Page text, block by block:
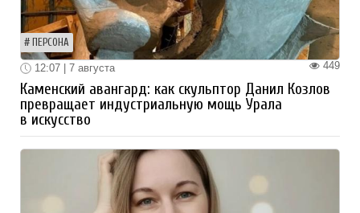
ПЕРСОНА
449
12:07 | 7 августа
Каменский авангард: как скульптор Данил Козлов
превращает индустриальную мощь Урала
в искусство